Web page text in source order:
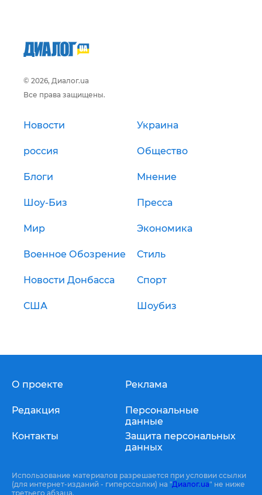
© 2026, Диалог.ua
Все права защищены.
Новости Украина
россия Общество
Блоги Мнение
Шоу-Биз Пресса
Мир Экономика
Военное Обозрение Стиль
Новости Донбасса Спорт
США Шоубиз
О проекте
Редакция
Контакты
Реклама
Персональные
данные
Защита персональных
данных
Использование материалов разрешается при условии ссылки
(для интернет-изданий - гиперссылки) на "Диалог.ua" не ниже
третьего абзаца.